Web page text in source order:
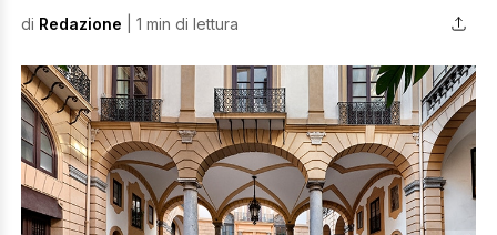
di Redazione | 1 min di lettura